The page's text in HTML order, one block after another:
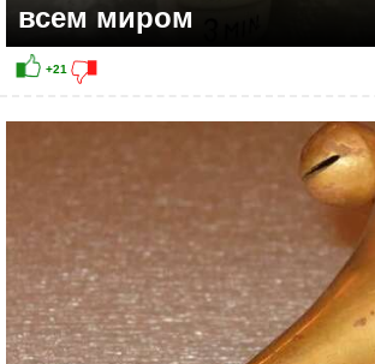
всем миром